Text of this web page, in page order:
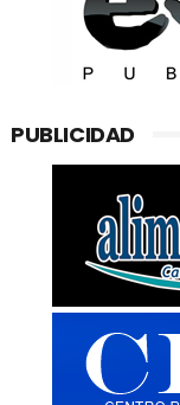
PUBLICIDAD